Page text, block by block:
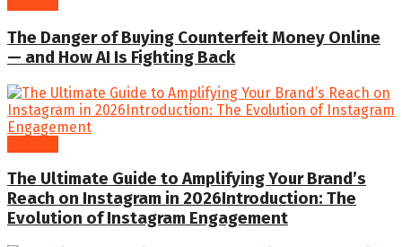
The Danger of Buying Counterfeit Money Online
— and How AI Is Fighting Back
The Ultimate Guide to Amplifying Your Brand’s
Reach on Instagram in 2026Introduction: The
Evolution of Instagram Engagement